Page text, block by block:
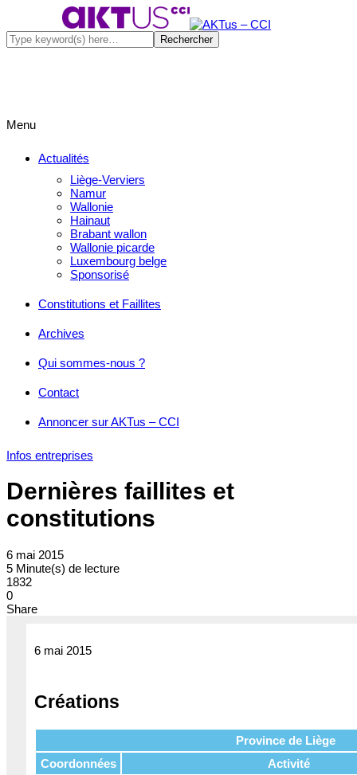
Menu
Actualités
Liège-Verviers
Namur
Wallonie
Hainaut
Brabant wallon
Wallonie picarde
Luxembourg belge
Sponsorisé
Constitutions et Faillites
Archives
Qui sommes-nous ?
Contact
Annoncer sur AKTus – CCI
Infos entreprises
Dernières faillites et
constitutions
6 mai 2015
5 Minute(s) de lecture
1832
0
Share
6 mai 2015
Créations
Province de Liège
Coordonnées
Activité